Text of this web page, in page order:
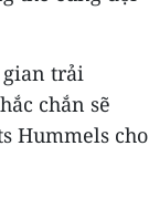
gian trải
chắn sẽ
Hummels cho